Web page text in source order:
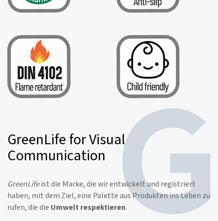
GreenLife for Visual
Communication
GreenLifeist die Marke, die wir entwickelt und registriert
haben, mit dem Ziel, eine Palette aus Produkten ins Leben zu
rufen, die die Umwelt respektieren.